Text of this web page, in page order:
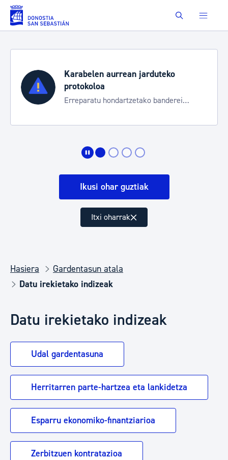
Eduki nagusira joan Buscar
Karabelen aurrean jarduteko
protokoloa
Erreparatu hondartzetako banderei
Ikusi ohar guztiak
Itxi oharrak
Hasiera
Gardentasun atala
Datu irekietako indizeak
Datu irekietako indizeak
Udal gardentasuna
Herritarren parte-hartzea eta lankidetza
Esparru ekonomiko-finantziarioa
Zerbitzuen kontratazioa